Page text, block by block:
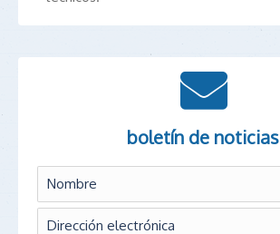
boletín de noticias